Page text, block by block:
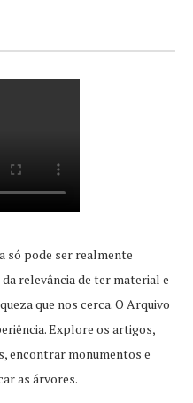
só pode ser realmente
relevância de ter material e
que nos cerca. O Arquivo
Explore os artigos,
encontrar monumentos e
as árvores.